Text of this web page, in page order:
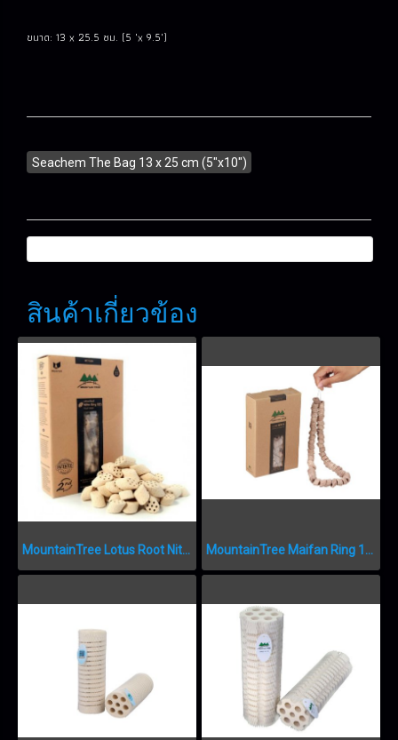
ขนาด: 13 x 25.5 ซม. (5 "x 9.5")
Seachem The Bag 13 x 25 cm (5"x10")
สินค้าเกี่ยวข้อง
MountainTree Lotus Root Nitro Ring II MTF209 MountainTree Maifan Ring 1L MTF223